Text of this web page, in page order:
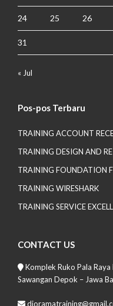
24 25 26
31
« Jul
Pos-pos Terbaru
TRAINING ACCOUNT
TRAINING DESIGN AND
TRAINING FOUNDATION
TRAINING WIRESHARK
TRAINING SERVICE
CONTACT US
Komplek Ruko Pala
Sawangan Depok – Jawa